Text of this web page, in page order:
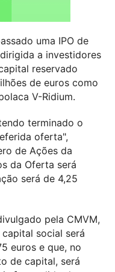
uma IPO de
a investidores
reservado
de euros como
V-Ridium.
terminado o
oferta",
de Ações da
da Oferta será
será de 4,25
pela CMVM,
social será
euros e que, no
de capital, será